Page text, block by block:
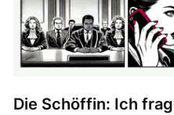
Die Schöffin: Ich